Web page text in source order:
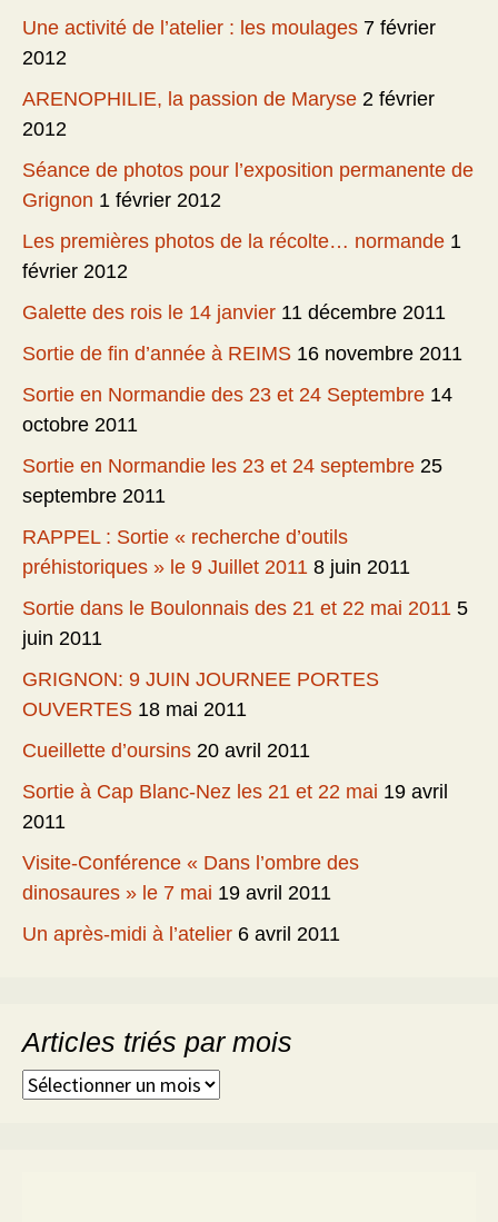
Une activité de l’atelier : les moulages 7 février
2012
ARENOPHILIE, la passion de Maryse 2 février
2012
Séance de photos pour l’exposition permanente de
Grignon 1 février 2012
Les premières photos de la récolte… normande 1
février 2012
Galette des rois le 14 janvier 11 décembre 2011
Sortie de fin d’année à REIMS 16 novembre 2011
Sortie en Normandie des 23 et 24 Septembre 14
octobre 2011
Sortie en Normandie les 23 et 24 septembre 25
septembre 2011
RAPPEL : Sortie « recherche d’outils
préhistoriques » le 9 Juillet 2011 8 juin 2011
Sortie dans le Boulonnais des 21 et 22 mai 2011 5
juin 2011
GRIGNON: 9 JUIN JOURNEE PORTES
OUVERTES 18 mai 2011
Cueillette d’oursins 20 avril 2011
Sortie à Cap Blanc-Nez les 21 et 22 mai 19 avril
2011
Visite-Conférence « Dans l’ombre des
dinosaures » le 7 mai 19 avril 2011
Un après-midi à l’atelier 6 avril 2011
Articles triés par mois
Articles